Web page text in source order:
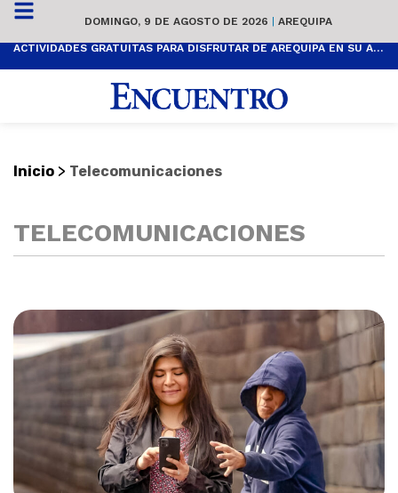
DOMINGO, 9 DE AGOSTO DE 2026 | AREQUIPA
ACTIVIDADES GRATUITAS PARA DISFRUTAR DE AREQUIPA EN SU ANIVERSARIO
Inicio > Telecomunicaciones
TELECOMUNICACIONES